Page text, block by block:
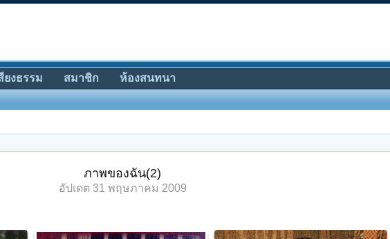
ภาพของฉัน(2)
อัปเดต 31 พฤษภาคม 2009
ยงธรรม สมาชิก ห้องสนทนา